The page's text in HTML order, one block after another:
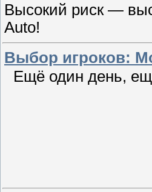
Высокий риск —
Auto!
Выбор игроков:
Ещё один день,